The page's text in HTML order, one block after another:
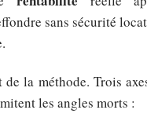
sans sécurité
la méthode. Trois
les angles morts :